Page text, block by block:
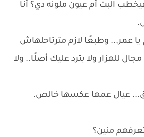
البت أم عيون ملونه دي؟ أنا
يا عمر... وطبعًا لازم مترتاحلهاش
للهزار ولا بترد عليك أصلًا.. ولا
عيال عمها عكسها خالص.
منين؟